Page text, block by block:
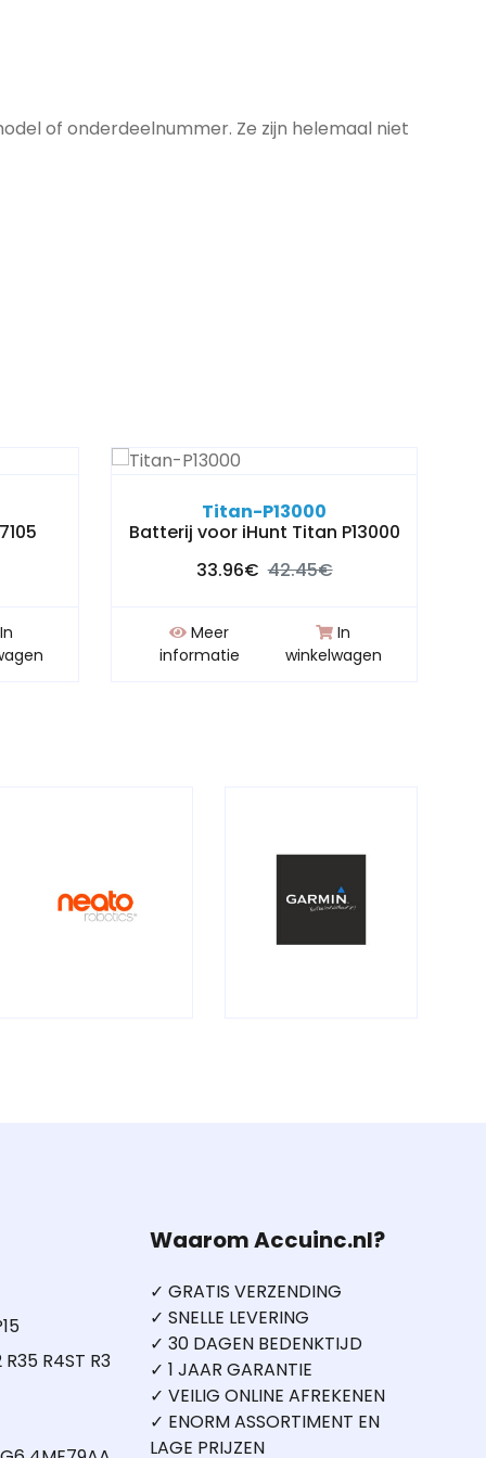
of onderdeelnummer. Ze zijn helemaal niet
In
Titan-P13000
Batterij voor iHunt Titan P13000
33.96€ 42.45€
Meer
informatie
In
winkelwagen
R4ST R3
Waarom Accuinc.nl?
✓ GRATIS VERZENDING
✓ SNELLE LEVERING
✓ 30 DAGEN BEDENKTIJD
✓ 1 JAAR GARANTIE
✓ VEILIG ONLINE AFREKENEN
✓ ENORM ASSORTIMENT EN
LAGE PRIJZEN